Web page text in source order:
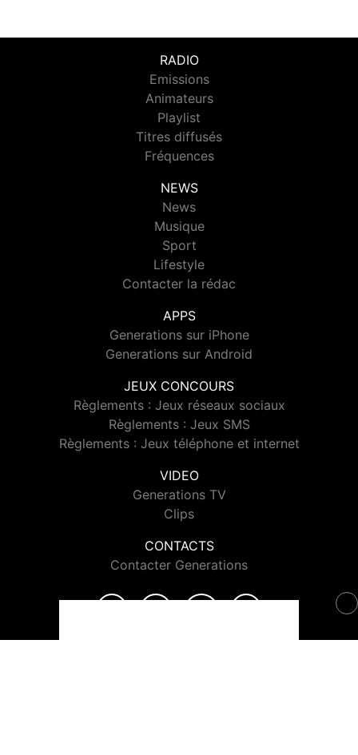
RADIO
Emissions
Animateurs
Playlist
Titres diffusés
Fréquences
NEWS
News
Musique
Sport
Lifestyle
Contacter la rédac
APPS
Generations sur iPhone
Generations sur Android
JEUX CONCOURS
Règlements : Jeux réseaux sociaux
Règlements : Jeux SMS
Règlements : Jeux téléphone et internet
VIDEO
Generations TV
Clips
CONTACTS
Contacter Generations